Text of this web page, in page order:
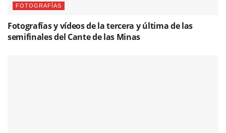
FOTOGRAFÍAS
Fotografías y vídeos de la tercera y última de las
semifinales del Cante de las Minas